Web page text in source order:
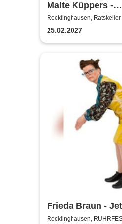
Malte Küppers -
Antisozialarbeiter
Recklinghausen,
25.02.2027
Frieda Braun -
Recklinghausen,